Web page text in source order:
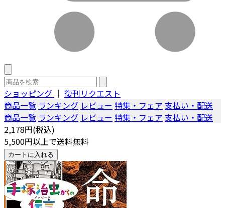
ショッピング ｜ 復刊リクエスト
商品一覧 ランキング レビュー 特集・フェア 支払い・配送
商品一覧 ランキング レビュー 特集・フェア 支払い・配送
2,178円(税込)
5,500円以上で送料無料
カートに入れる